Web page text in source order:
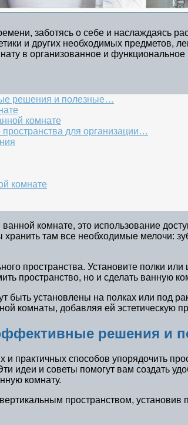
заботясь о себе и наслаждаясь
и других необходимых предметов,
в организованное и функциональное
решения и полезные…
комнате
для организации…
комнате
ванной комнате, это использование
там все необходимые мелочи:
пространства. Установите полки
пространство, но и сделать ванную
быть установлены на полках или под
комнаты, добавляя ей эстетическую
решения и
практичных способов упорядочить
идеи и советы помогут вам создать
комнату.
пространством,